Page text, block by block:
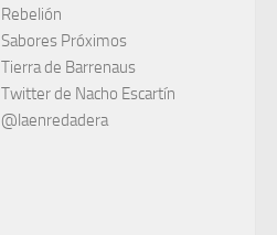
Rebelión
Sabores Próximos
Tierra de Barrenaus
Twitter de Nacho Escartín
@laenredadera